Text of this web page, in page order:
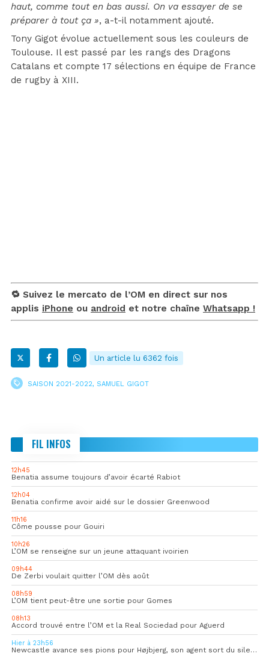
haut, comme tout en bas aussi. On va essayer de se
préparer à tout ça », a-t-il notamment ajouté.
Tony Gigot évolue actuellement sous les couleurs de
Toulouse. Il est passé par les rangs des Dragons
Catalans et compte 17 sélections en équipe de France
de rugby à XIII.
🔁 Suivez le mercato de l’OM en direct sur nos
applis iPhone ou android et notre chaîne Whatsapp !
Un article lu 6362 fois
SAISON 2021-2022, SAMUEL GIGOT
FIL INFOS
12h45
Benatia assume toujours d’avoir écarté Rabiot
12h04
Benatia confirme avoir aidé sur le dossier Greenwood
11h16
Côme pousse pour Gouiri
10h26
L’OM se renseigne sur un jeune attaquant ivoirien
09h44
De Zerbi voulait quitter l’OM dès août
08h59
L’OM tient peut-être une sortie pour Gomes
08h13
Accord trouvé entre l’OM et la Real Sociedad pour Aguerd
Hier à 23h56
Newcastle avance ses pions pour Højbjerg, son agent sort du silence